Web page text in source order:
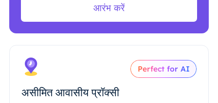
आरंभ करें
Perfect for AI
असीमित आवासीय प्रॉक्सी